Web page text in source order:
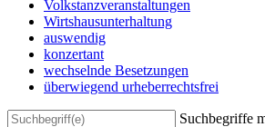
Volkstanzveranstaltungen
Wirtshausunterhaltung
auswendig
konzertant
wechselnde Besetzungen
überwiegend urheberrechtsfrei
Suchbegriffe